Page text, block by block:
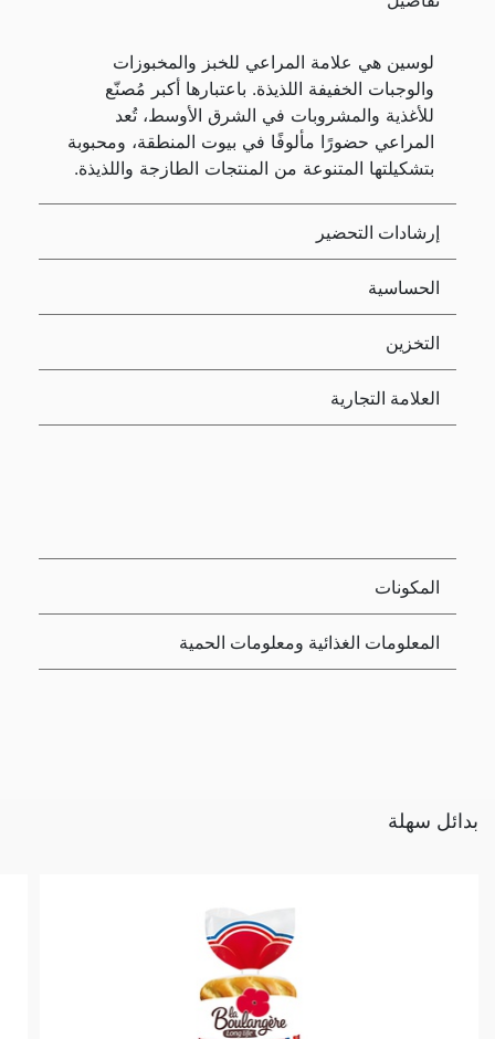
لوسين هي علامة المراعي للخبز والمخبوزات
والوجبات الخفيفة اللذيذة. باعتبارها أكبر مُصنّع
للأغذية والمشروبات في الشرق الأوسط، تُعد
المراعي حضورًا مألوفًا في بيوت المنطقة، ومحبوبة
بتشكيلتها المتنوعة من المنتجات الطازجة واللذيذة.
إرشادات التحضير
الحساسية
التخزين
العلامة التجارية
المكونات
المعلومات الغذائية ومعلومات الحمية
بدائل سهلة